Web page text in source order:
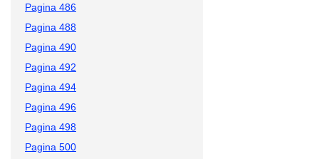
Pagina 486
Pagina 488
Pagina 490
Pagina 492
Pagina 494
Pagina 496
Pagina 498
Pagina 500